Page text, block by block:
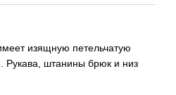
изящную петельчатую
Рукава, штанины брюк и низ